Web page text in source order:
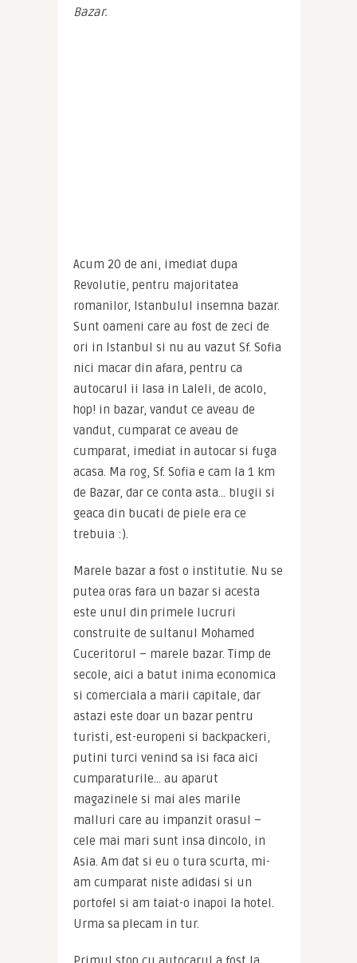
Bazar.
Acum 20 de ani, imediat dupa
Revolutie, pentru majoritatea
romanilor, Istanbulul insemna bazar.
Sunt oameni care au fost de zeci de
ori in Istanbul si nu au vazut Sf. Sofia
nici macar din afara, pentru ca
autocarul ii lasa in Laleli, de acolo,
hop! in bazar, vandut ce aveau de
vandut, cumparat ce aveau de
cumparat, imediat in autocar si fuga
acasa. Ma rog, Sf. Sofia e cam la 1 km
de Bazar, dar ce conta asta… blugii si
geaca din bucati de piele era ce
trebuia :).
Marele bazar a fost o institutie. Nu se
putea oras fara un bazar si acesta
este unul din primele lucruri
construite de sultanul Mohamed
Cuceritorul – marele bazar. Timp de
secole, aici a batut inima economica
si comerciala a marii capitale, dar
astazi este doar un bazar pentru
turisti, est-europeni si backpackeri,
putini turci venind sa isi faca aici
cumparaturile… au aparut
magazinele si mai ales marile
malluri care au impanzit orasul –
cele mai mari sunt insa dincolo, in
Asia. Am dat si eu o tura scurta, mi-
am cumparat niste adidasi si un
portofel si am taiat-o inapoi la hotel.
Urma sa plecam in tur.